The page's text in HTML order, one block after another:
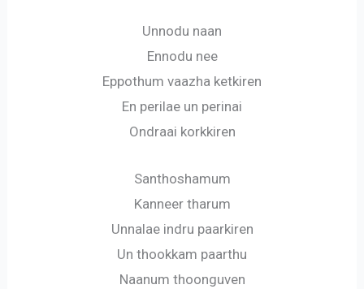
Unnodu naan
Ennodu nee
Eppothum vaazha ketkiren
En perilae un perinai
Ondraai korkkiren
Santhoshamum
Kanneer tharum
Unnalae indru paarkiren
Un thookkam paarthu
Naanum thoonguven